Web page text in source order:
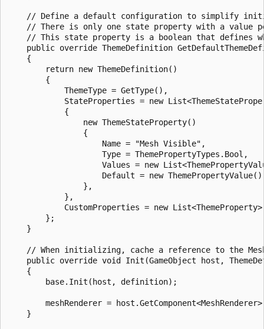
// Define a default configuration to simplify
// There is only one state property with a value
// This state property is a boolean that defines
public override ThemeDefinition
    {
        return new ThemeDefinition()
        {
            ThemeType = GetType(),
StateProperties = new
            {
                new ThemeStateProperty()
                {
                    Name = "Mesh Visible",
                    Type = ThemePropertyTypes.Bool,
Values = new
Default = new
                },
            },
CustomProperties = new
        };
    }
// When initializing, cache a reference to the
public override void Init(GameObject host,
    {
        base.Init(host, definition);
meshRenderer =
    }